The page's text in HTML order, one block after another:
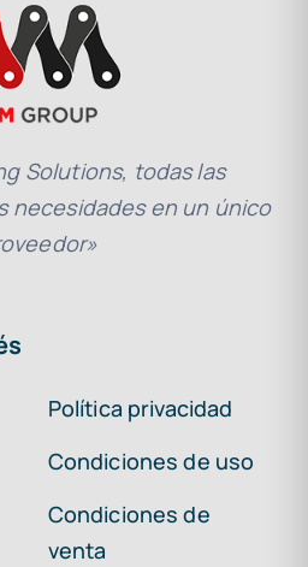
Solutions, todas las
necesidades en un único
Política privacidad
Condiciones de uso
Condiciones de
venta